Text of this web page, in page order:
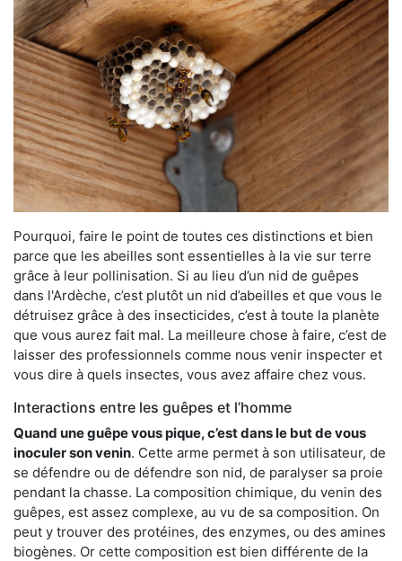
Pourquoi, faire le point de toutes ces distinctions et bien
parce que les abeilles sont essentielles à la vie sur terre
grâce à leur pollinisation. Si au lieu d’un nid de guêpes
dans l'Ardèche, c’est plutôt un nid d’abeilles et que vous le
détruisez grâce à des insecticides, c’est à toute la planète
que vous aurez fait mal. La meilleure chose à faire, c’est de
laisser des professionnels comme nous venir inspecter et
vous dire à quels insectes, vous avez affaire chez vous.
Interactions entre les guêpes et l’homme
Quand une guêpe vous pique, c’est dans le but de vous
inoculer son venin. Cette arme permet à son utilisateur, de
se défendre ou de défendre son nid, de paralyser sa proie
pendant la chasse. La composition chimique, du venin des
guêpes, est assez complexe, au vu de sa composition. On
peut y trouver des protéines, des enzymes, ou des amines
biogènes. Or cette composition est bien différente de la